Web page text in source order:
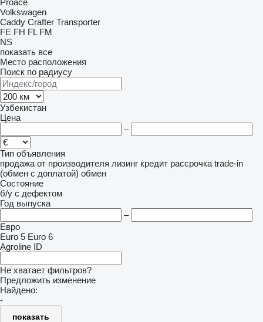
Proace
Volkswagen
Caddy Crafter Transporter
FE FH FL FM
NS
показать все
Место расположения
Поиск по радиусу
Узбекистан
Цена
–
Тип объявления
продажа от производителя лизинг кредит рассрочка trade-in
(обмен с доплатой) обмен
Состояние
б/у с дефектом
Год выпуска
–
Евро
Euro 5 Euro 6
Agroline ID
Не хватает фильтров?
Предложить изменение
Найдено:
-
показать